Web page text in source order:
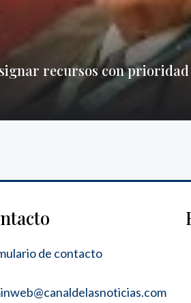
recursos con prioridad
de contacto